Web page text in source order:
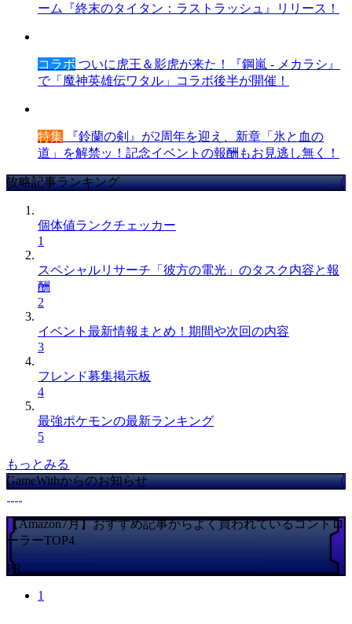
ーム『終末のタイタン：ラストラッシュ』リリース！
コラボ ついに虎王＆影虎が来た！『鋼嵐 - メカラシ』
で「魔神英雄伝ワタル」コラボ後半が開催！
特集 『鈴蘭の剣』が2周年を迎え、新章「氷と血の
道」を解禁ッ！記念イベントの報酬もお見逃し無く！
攻略記事ランキング
個体値ランクチェッカー
1
スペシャルリサーチ「彼方の電光」のタスク内容と報
酬
2
イベント最新情報まとめ！期間や次回の内容
3
フレンド募集掲示板
4
最強ポケモンの最新ランキング
5
もっとみる
GameWithからのお知らせ
【Amazon7月】おすすめ記事からよく買われているコントロ
ーラーTOP4
PR
1